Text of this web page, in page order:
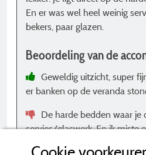
En er was wel heel weinig
bekers, paar glazen.
Beoordeling van de
Geweldig uitzicht, super
er banken op de veranda
De harde bedden waar je
servies/glaswerk. En ik miste